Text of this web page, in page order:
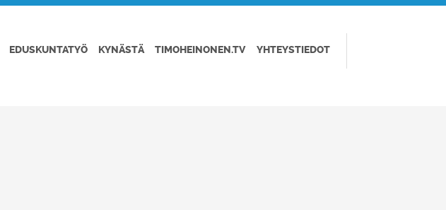
EDUSKUNTATYÖ KYNÄSTÄ TIMOHEINONEN.TV YHTEYSTIEDOT